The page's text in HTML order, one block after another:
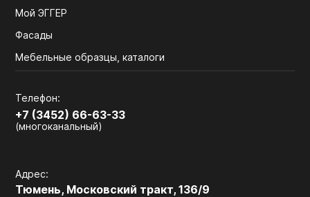
Мой ЭГГЕР
Фасады
Мебельные образцы, каталоги
Телефон:
+7 (3452) 66-63-33
(многоканальный)
Адрес:
Тюмень, Московский тракт, 136/9